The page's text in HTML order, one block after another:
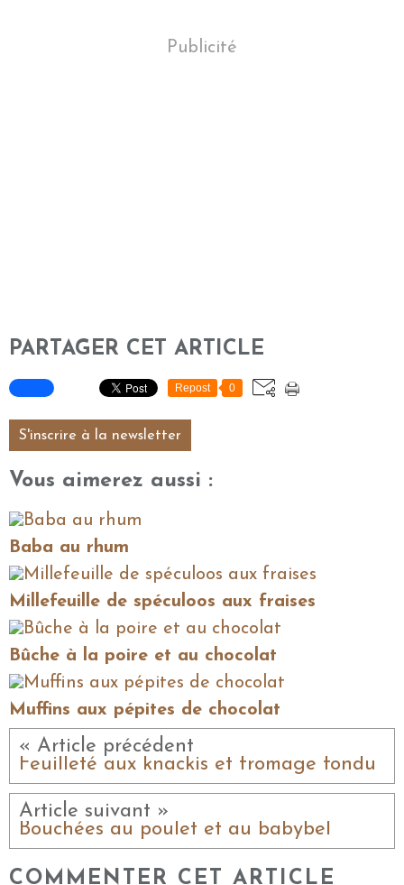
Publicité
PARTAGER CET ARTICLE
Repost 0
S'inscrire à la newsletter
Vous aimerez aussi :
Baba au rhum
Millefeuille de spéculoos aux fraises
Bûche à la poire et au chocolat
Muffins aux pépites de chocolat
« Article précédent
Feuilleté aux knackis et fromage fondu
Article suivant »
Bouchées au poulet et au babybel
COMMENTER CET ARTICLE